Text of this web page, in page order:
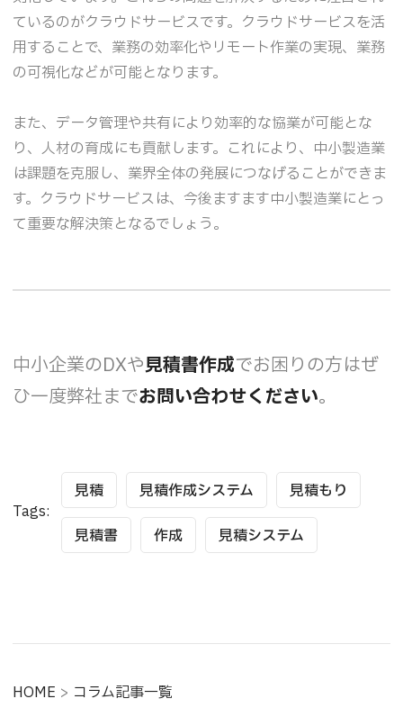
ているのがクラウドサービスです。クラウドサービスを活
用することで、業務の効率化やリモート作業の実現、業務
の可視化などが可能となります。
また、データ管理や共有により効率的な協業が可能とな
り、人材の育成にも貢献します。これにより、中小製造業
は課題を克服し、業界全体の発展につなげることができま
す。クラウドサービスは、今後ますます中小製造業にとっ
て重要な解決策となるでしょう。
中小企業のDXや見積書作成でお困りの方はぜ
ひ一度弊社までお問い合わせください。
Tags:
見積 見積作成システム 見積もり
見積書 作成 見積システム
HOME > コラム記事一覧